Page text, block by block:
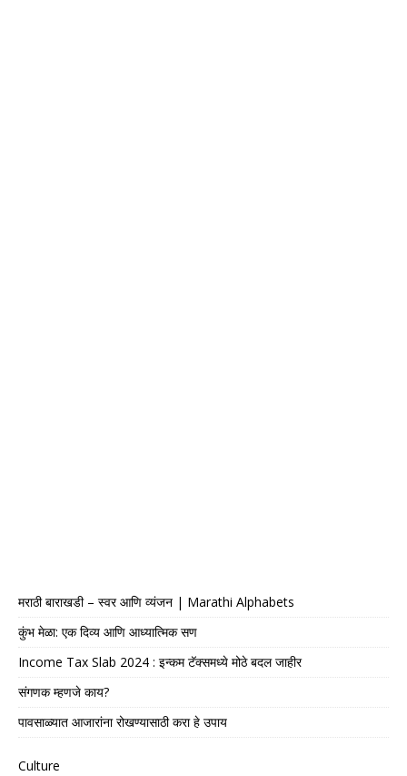
मराठी बाराखडी – स्वर आणि व्यंजन | Marathi Alphabets
कुंभ मेळा: एक दिव्य आणि आध्यात्मिक सण
Income Tax Slab 2024 : इन्कम टॅक्समध्ये मोठे बदल जाहीर
संगणक म्हणजे काय?
पावसाळ्यात आजारांना रोखण्यासाठी करा हे उपाय
Culture